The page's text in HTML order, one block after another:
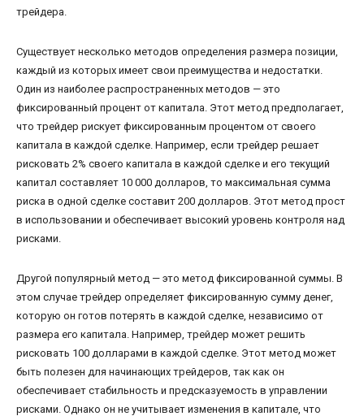
трейдера.
Существует несколько методов определения размера позиции,
каждый из которых имеет свои преимущества и недостатки.
Один из наиболее распространенных методов — это
фиксированный процент от капитала. Этот метод предполагает,
что трейдер рискует фиксированным процентом от своего
капитала в каждой сделке. Например, если трейдер решает
рисковать 2% своего капитала в каждой сделке и его текущий
капитал составляет 10 000 долларов, то максимальная сумма
риска в одной сделке составит 200 долларов. Этот метод прост
в использовании и обеспечивает высокий уровень контроля над
рисками.
Другой популярный метод — это метод фиксированной суммы. В
этом случае трейдер определяет фиксированную сумму денег,
которую он готов потерять в каждой сделке, независимо от
размера его капитала. Например, трейдер может решить
рисковать 100 долларами в каждой сделке. Этот метод может
быть полезен для начинающих трейдеров, так как он
обеспечивает стабильность и предсказуемость в управлении
рисками. Однако он не учитывает изменения в капитале, что